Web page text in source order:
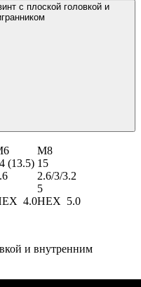
с плоской головкой и
М8
(13.5) 15
2.6/3/3.2
5
4.0HEX 5.0